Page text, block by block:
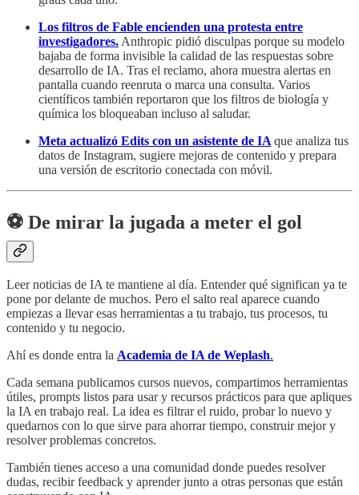
Los filtros de Fable encienden una protesta entre
investigadores. Anthropic pidió disculpas porque su modelo
bajaba de forma invisible la calidad de las respuestas sobre
desarrollo de IA. Tras el reclamo, ahora muestra alertas en
pantalla cuando reenruta o marca una consulta. Varios
científicos también reportaron que los filtros de biología y
química los bloqueaban incluso al saludar.
Meta actualizó Edits con un asistente de IA que analiza tus
datos de Instagram, sugiere mejoras de contenido y prepara
una versión de escritorio conectada con móvil.
⚽️ De mirar la jugada a meter el gol
Leer noticias de IA te mantiene al día. Entender qué significan ya te
pone por delante de muchos. Pero el salto real aparece cuando
empiezas a llevar esas herramientas a tu trabajo, tus procesos, tu
contenido y tu negocio.
Ahí es donde entra la Academia de IA de Weplash.
Cada semana publicamos cursos nuevos, compartimos herramientas
útiles, prompts listos para usar y recursos prácticos para que apliques
la IA en trabajo real. La idea es filtrar el ruido, probar lo nuevo y
quedarnos con lo que sirve para ahorrar tiempo, construir mejor y
resolver problemas concretos.
También tienes acceso a una comunidad donde puedes resolver
dudas, recibir feedback y aprender junto a otras personas que están